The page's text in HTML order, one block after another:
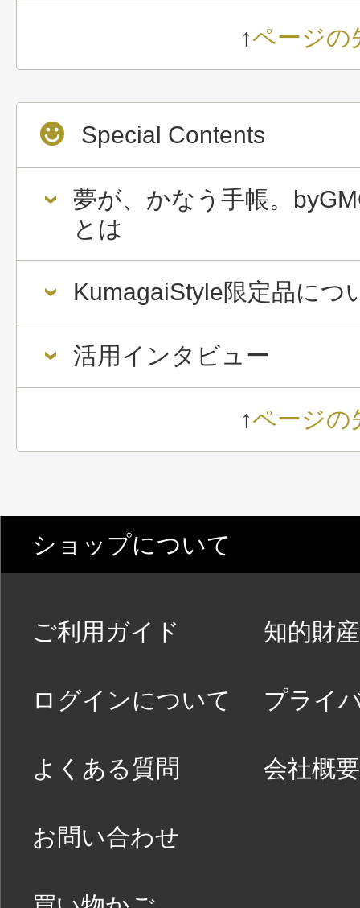
↑ページの
Special Contents
夢が、かなう手帳。
とは
KumagaiStyle限定品につ
活用インタビュー
↑ページの
ショップについて
ご利用ガイド
ログインについて
よくある質問
お問い合わせ
知的財産
プライ
会社概要